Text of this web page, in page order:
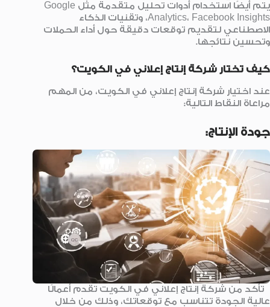
يتم أيضًا استخدام أدوات تحليل متقدمة مثل Google
Analytics، Facebook Insights، وتقنيات الذكاء
الاصطناعي لتقديم توقعات دقيقة حول أداء الحملات
وتحسين نتائجها.
كيف تختار شركة إنتاج إعلاني في الكويت؟
عند اختيار شركة إنتاج إعلاني في الكويت، من المهم
مراعاة النقاط التالية:
جودة الإنتاج:
تأكد من شركة إنتاج إعلاني في الكويت تقدم أعمالًا
عالية الجودة تتناسب مع توقعاتك، وذلك من خلال